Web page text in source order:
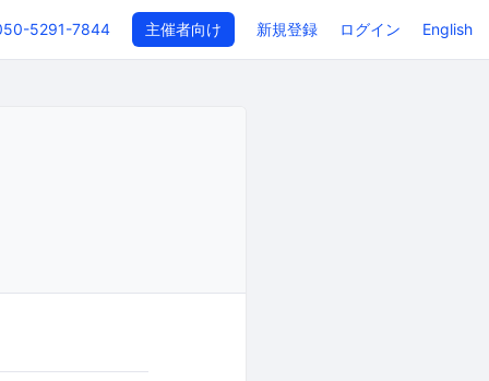
5291-7844 主催者向け 新規登録 ログイン English